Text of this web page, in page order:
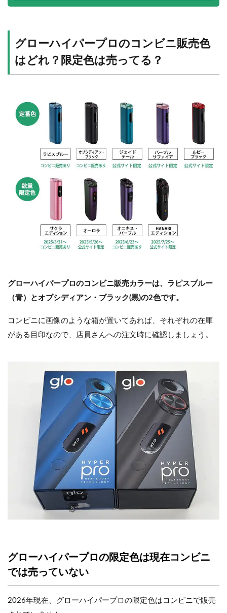
グローハイパープロのコンビニ販売色
はどれ？限定色は売ってる？
グローハイパープロのコンビニ販売カラーは、ラピスブルー
（青）とオブシディアン・ブラック(黒)の2色です。
コンビニに画像のような箱が置いてあれば、それぞれの在庫
がある目印なので、店員さんへの注文時に確認しましょう。
グローハイパープロの限定色は現在コンビニ
では売っていない
2026年現在、グローハイパープロの限定色はコンビニで販売